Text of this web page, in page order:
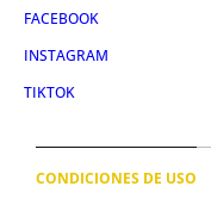
FACEBOOK
INSTAGRAM
TIKTOK
CONDICIONES DE USO